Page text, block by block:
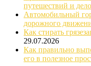
путешествий и
Автомобильный
дорожного
Как стирать
29.07.2026
Как правильно
его в полезное